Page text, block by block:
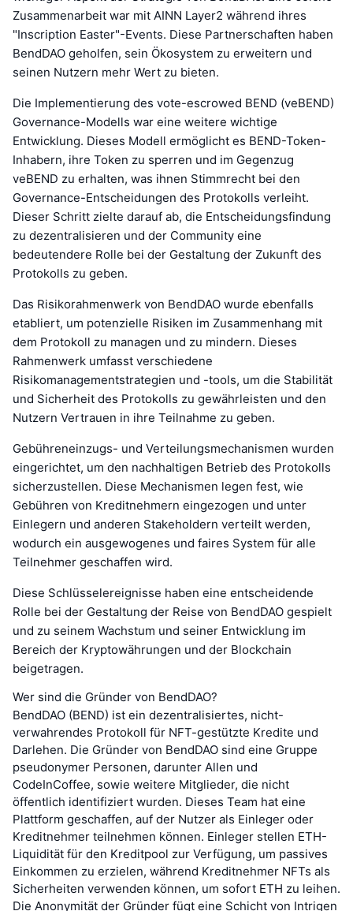
Zusammenarbeit war mit AINN Layer2 während ihres
"Inscription Easter"-Events. Diese Partnerschaften haben
BendDAO geholfen, sein Ökosystem zu erweitern und
seinen Nutzern mehr Wert zu bieten.
Die Implementierung des vote-escrowed BEND (veBEND)
Governance-Modells war eine weitere wichtige
Entwicklung. Dieses Modell ermöglicht es BEND-Token-
Inhabern, ihre Token zu sperren und im Gegenzug
veBEND zu erhalten, was ihnen Stimmrecht bei den
Governance-Entscheidungen des Protokolls verleiht.
Dieser Schritt zielte darauf ab, die Entscheidungsfindung
zu dezentralisieren und der Community eine
bedeutendere Rolle bei der Gestaltung der Zukunft des
Protokolls zu geben.
Das Risikorahmenwerk von BendDAO wurde ebenfalls
etabliert, um potenzielle Risiken im Zusammenhang mit
dem Protokoll zu managen und zu mindern. Dieses
Rahmenwerk umfasst verschiedene
Risikomanagementstrategien und -tools, um die Stabilität
und Sicherheit des Protokolls zu gewährleisten und den
Nutzern Vertrauen in ihre Teilnahme zu geben.
Gebühreneinzugs- und Verteilungsmechanismen wurden
eingerichtet, um den nachhaltigen Betrieb des Protokolls
sicherzustellen. Diese Mechanismen legen fest, wie
Gebühren von Kreditnehmern eingezogen und unter
Einlegern und anderen Stakeholdern verteilt werden,
wodurch ein ausgewogenes und faires System für alle
Teilnehmer geschaffen wird.
Diese Schlüsselereignisse haben eine entscheidende
Rolle bei der Gestaltung der Reise von BendDAO gespielt
und zu seinem Wachstum und seiner Entwicklung im
Bereich der Kryptowährungen und der Blockchain
beigetragen.
Wer sind die Gründer von BendDAO?
BendDAO (BEND) ist ein dezentralisiertes, nicht-
verwahrendes Protokoll für NFT-gestützte Kredite und
Darlehen. Die Gründer von BendDAO sind eine Gruppe
pseudonymer Personen, darunter Allen und
CodeInCoffee, sowie weitere Mitglieder, die nicht
öffentlich identifiziert wurden. Dieses Team hat eine
Plattform geschaffen, auf der Nutzer als Einleger oder
Kreditnehmer teilnehmen können. Einleger stellen ETH-
Liquidität für den Kreditpool zur Verfügung, um passives
Einkommen zu erzielen, während Kreditnehmer NFTs als
Sicherheiten verwenden können, um sofort ETH zu leihen.
Die Anonymität der Gründer fügt eine Schicht von Intrigen